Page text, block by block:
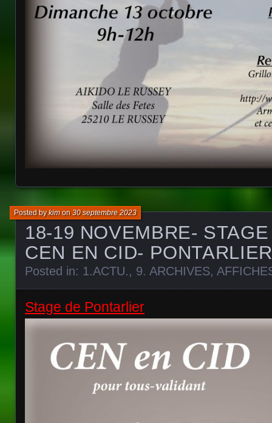
18-19 NOVEMBRE-
CEN EN CID- PONTARLIER
Posted bykimon30 septembre 2023
Posted in: 1.ACTU., 9. ARCHIVES,
Stage de Pontarlier